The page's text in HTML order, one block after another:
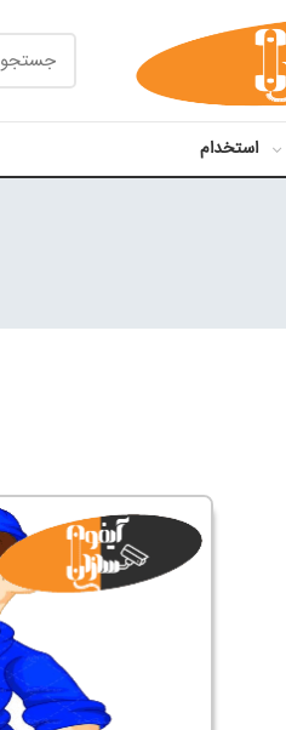
استخدام